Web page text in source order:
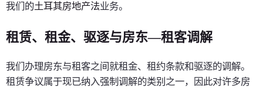
我们的土耳其房地产法业务。
租赁、租金、驱逐与房东—租客调解
我们办理房东与租客之间就租金、租约条款和驱逐的调解。
租赁争议属于现已纳入强制调解的类别之一，因此对许多房